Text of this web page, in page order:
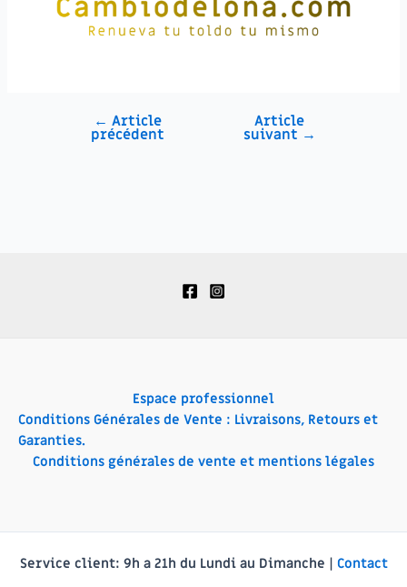
← Article
précédent
Article
suivant →
Espace professionnel
Conditions Générales de Vente : Livraisons, Retours et
Garanties.
Conditions générales de vente et mentions légales
Service client: 9h a 21h du Lundi au Dimanche | Contact